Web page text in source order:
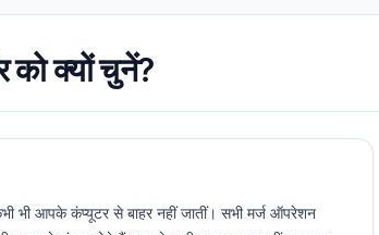
को क्यों चुनें?
भी आपके कंप्यूटर से बाहर नहीं जातीं। सभी मर्ज ऑपरेशन